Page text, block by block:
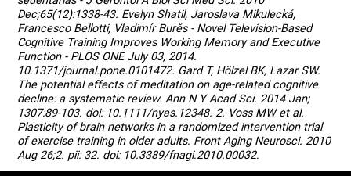
Dec;65(12):1338-43. Evelyn Shatil, Jaroslava Mikulecká,
Francesco Bellotti, Vladimír Burěs - Novel Television-Based
Cognitive Training Improves Working Memory and Executive
Function - PLOS ONE July 03, 2014.
10.1371/journal.pone.0101472. Gard T, Hölzel BK, Lazar SW.
The potential effects of meditation on age-related cognitive
decline: a systematic review. Ann N Y Acad Sci. 2014 Jan;
1307:89-103. doi: 10.1111/nyas.12348. 2. Voss MW et al.
Plasticity of brain networks in a randomized intervention trial
of exercise training in older adults. Front Aging Neurosci. 2010
Aug 26;2. pii: 32. doi: 10.3389/fnagi.2010.00032.